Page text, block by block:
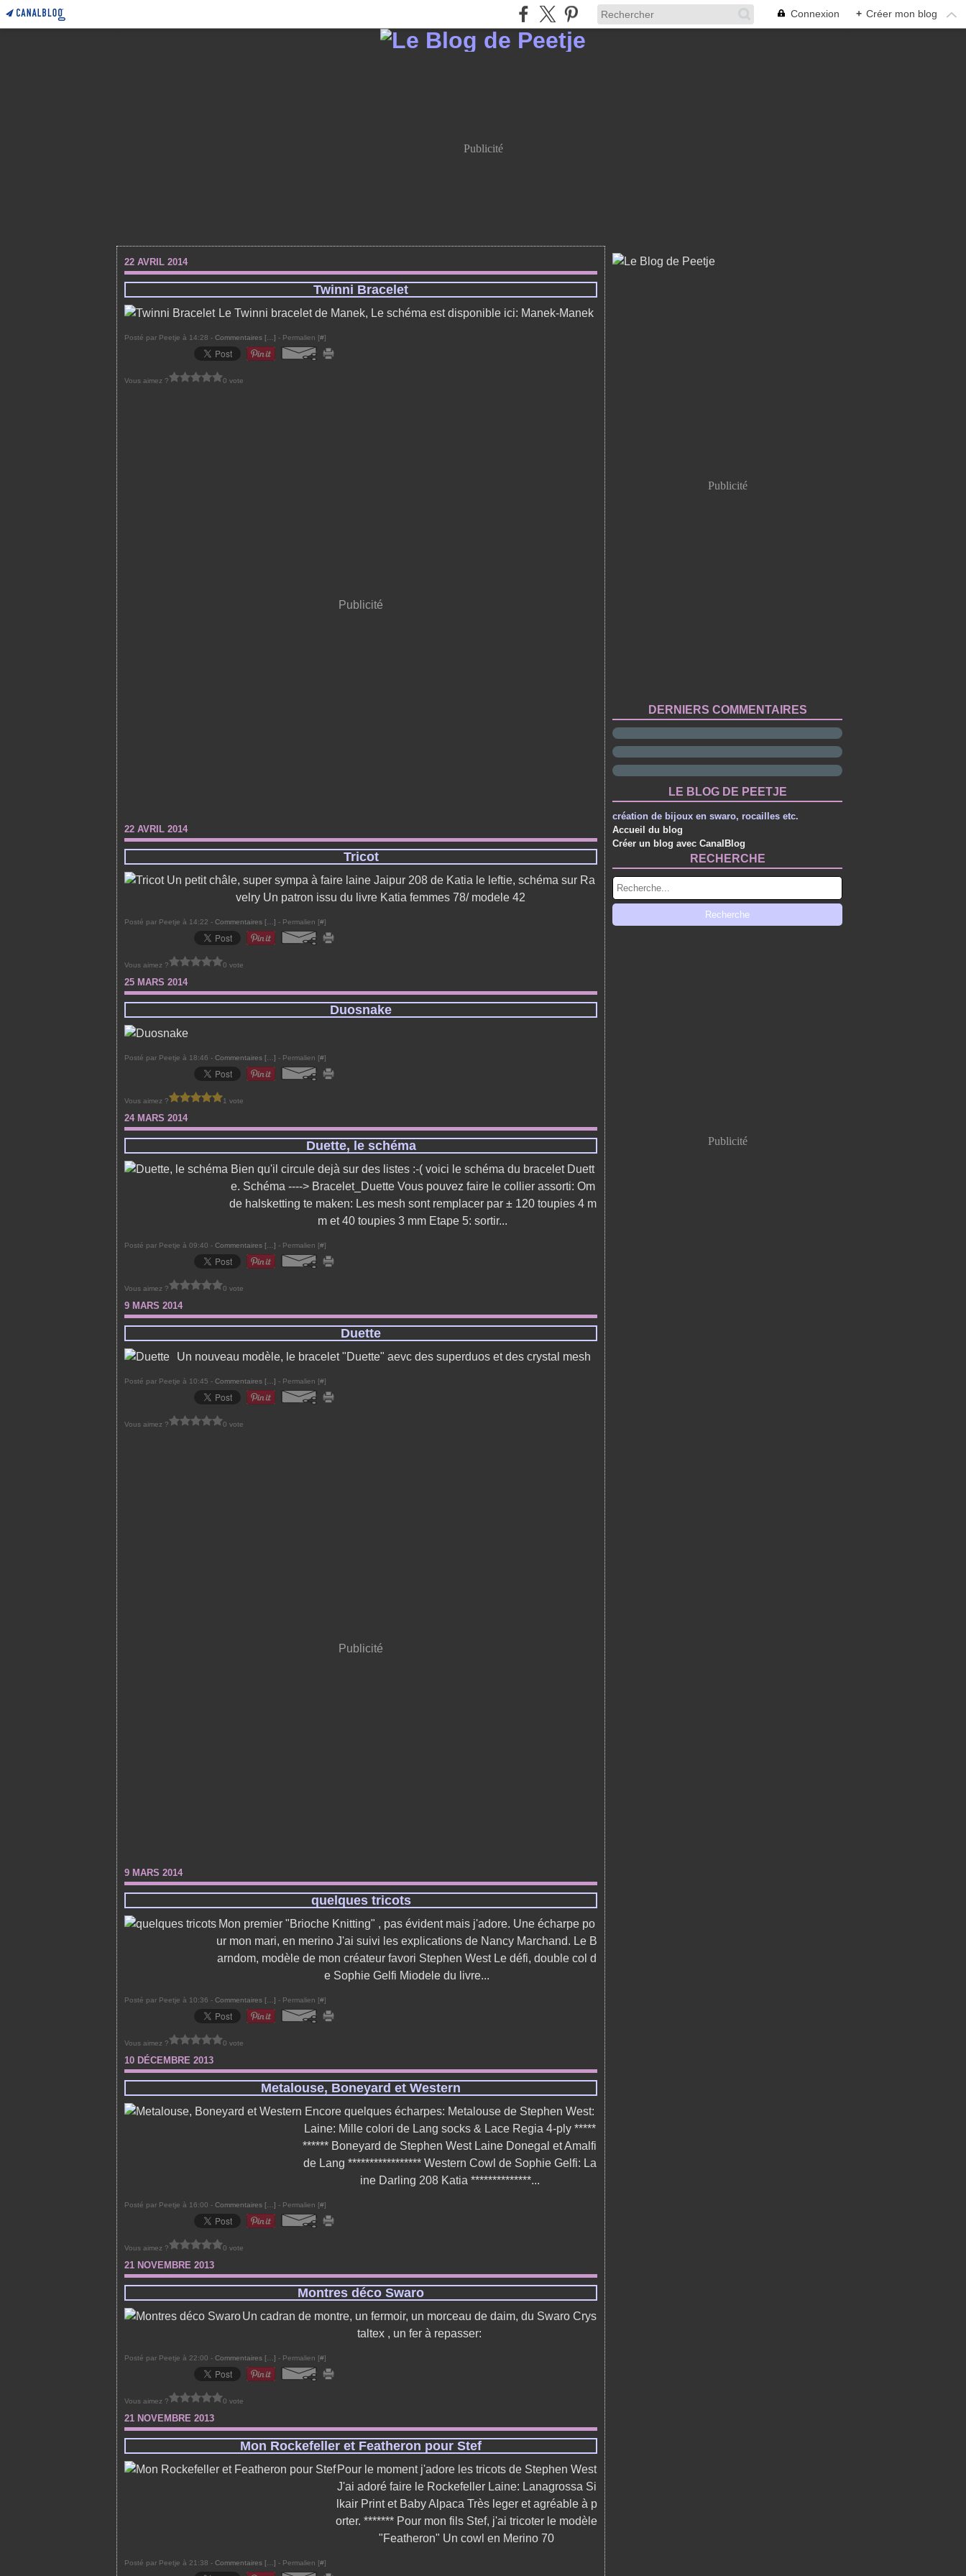
Connexion + Créer mon blog
Publicité
22 AVRIL 2014
Twinni Bracelet
Le Twinni bracelet de Manek, Le schéma est disponible ici: Manek-Manek
Posté par Peetje à 14:28 - Commentaires [ ] - Permalien [#]
Vous aimez ? 0 vote
Publicité
22 AVRIL 2014
Tricot
Un petit châle, super sympa à faire laine Jaipur 208 de Katia le leftie, schéma sur Ra
velry Un patron issu du livre Katia femmes 78/ modele 42
Posté par Peetje à 14:22 - Commentaires [ ] - Permalien [#]
Vous aimez ? 0 vote
25 MARS 2014
Duosnake
Posté par Peetje à 18:46 - Commentaires [ ] - Permalien [#]
Vous aimez ? 1 vote
24 MARS 2014
Duette, le schéma
Bien qu'il circule dejà sur des listes :-( voici le schéma du bracelet Duett
e. Schéma ----> Bracelet_Duette Vous pouvez faire le collier assorti: Om
de halsketting te maken: Les mesh sont remplacer par ± 120 toupies 4 m
m et 40 toupies 3 mm Etape 5: sortir...
Posté par Peetje à 09:40 - Commentaires [ ] - Permalien [#]
Vous aimez ? 0 vote
9 MARS 2014
Duette
Un nouveau modèle, le bracelet "Duette" aevc des superduos et des crystal mesh
Posté par Peetje à 10:45 - Commentaires [ ] - Permalien [#]
Vous aimez ? 0 vote
Publicité
9 MARS 2014
quelques tricots
Mon premier "Brioche Knitting" , pas évident mais j'adore. Une écharpe po
ur mon mari, en merino J'ai suivi les explications de Nancy Marchand. Le B
arndom, modèle de mon créateur favori Stephen West Le défi, double col d
e Sophie Gelfi Miodele du livre...
Posté par Peetje à 10:36 - Commentaires [ ] - Permalien [#]
Vous aimez ? 0 vote
10 DÉCEMBRE 2013
Metalouse, Boneyard et Western
Encore quelques écharpes: Metalouse de Stephen West:
Laine: Mille colori de Lang socks & Lace Regia 4-ply *****
****** Boneyard de Stephen West Laine Donegal et Amalfi
de Lang ***************** Western Cowl de Sophie Gelfi: La
ine Darling 208 Katia **************...
Posté par Peetje à 16:00 - Commentaires [ ] - Permalien [#]
Vous aimez ? 0 vote
21 NOVEMBRE 2013
Montres déco Swaro
Un cadran de montre, un fermoir, un morceau de daim, du Swaro Crys
taltex , un fer à repasser:
Posté par Peetje à 22:00 - Commentaires [ ] - Permalien [#]
Vous aimez ? 0 vote
21 NOVEMBRE 2013
Mon Rockefeller et Featheron pour Stef
Pour le moment j'adore les tricots de Stephen West
J'ai adoré faire le Rockefeller Laine: Lanagrossa Si
lkair Print et Baby Alpaca Très leger et agréable à p
orter. ******* Pour mon fils Stef, j'ai tricoter le modèle
"Featheron" Un cowl en Merino 70
Posté par Peetje à 21:38 - Commentaires [ ] - Permalien [#]
Publicité
DERNIERS COMMENTAIRES
LE BLOG DE PEETJE
création de bijoux en swaro, rocailles etc.
Accueil du blog
Créer un blog avec CanalBlog
RECHERCHE
Publicité